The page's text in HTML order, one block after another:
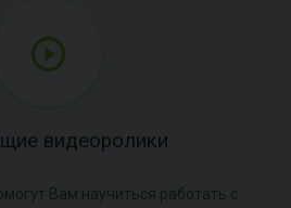
видеоролики